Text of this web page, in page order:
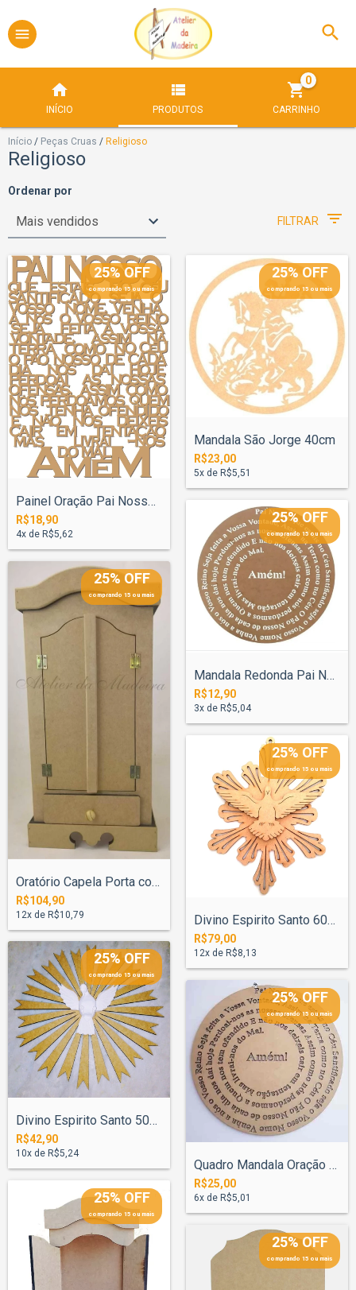
INÍCIO PRODUTOS CARRINHO
0
Início / Peças Cruas / Religioso
Religioso
Ordenar por
FILTRAR
25% OFF
comprando 15 ou mais
Painel Oração Pai Nosso 30x40cm
R$18,90
4x de R$5,62
25% OFF
comprando 15 ou mais
Mandala São Jorge 40cm
R$23,00
5x de R$5,51
25% OFF
comprando 15 ou mais
Oratório Capela Porta com Gaveta para Sa...
R$104,90
12x de R$10,79
25% OFF
comprando 15 ou mais
Mandala Redonda Pai Nosso 20cm Espiral
R$12,90
3x de R$5,04
25% OFF
comprando 15 ou mais
Divino Espirito Santo 50cm Nº7 com Resin...
R$42,90
10x de R$5,24
25% OFF
comprando 15 ou mais
Divino Espirito Santo 60cm N°1 - Pintado
R$79,00
12x de R$8,13
25% OFF
comprando 15 ou mais
25% OFF
comprando 15 ou mais
Quadro Mandala Oração Pai Nosso 50cm Esp...
R$25,00
6x de R$5,01
25% OFF
comprando 15 ou mais